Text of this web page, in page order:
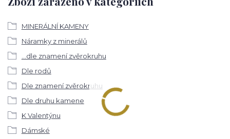
MINERÁLNÍ KAMENY
Náramky z minerálů
...dle znamení zvěrokruhu
Dle rodů
Dle znamení zvěrokruhu
Dle druhu kamene
K Valentýnu
Dámské